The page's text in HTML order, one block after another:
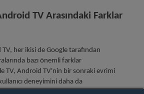
TV Arasındaki Farklar
her ikisi de Google tarafından
bazı önemli farklar
TV, Android TV'nin bir sonraki evrimi
deneyimini daha da